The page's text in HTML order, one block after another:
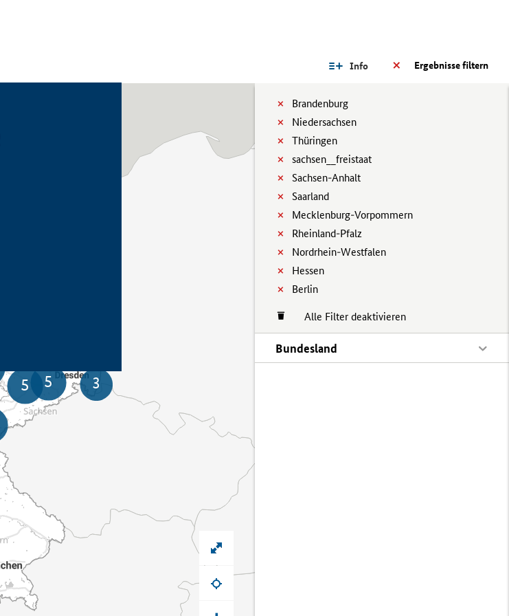
Ergebnisse filtern
Info
Brandenburg
Niedersachsen
Thüringen
sachsen__freistaat
Sachsen-Anhalt
Saarland
Mecklenburg-Vorpommern
Rheinland-Pfalz
Nordrhein-Westfalen
Hessen
Berlin
Alle Filter deaktivieren
Bundesland